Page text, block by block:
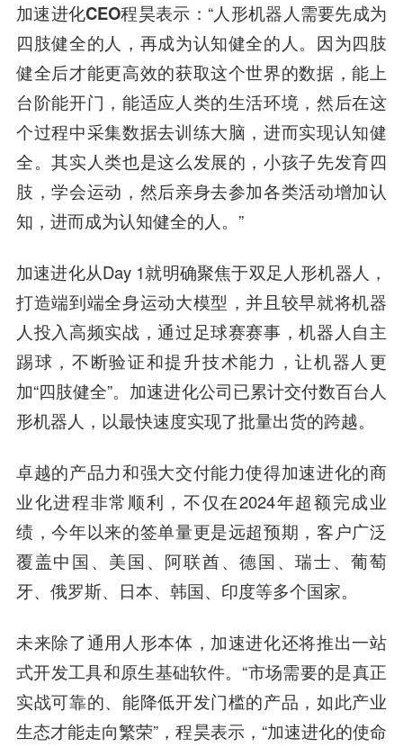
加速进化CEO程昊表示：“人形机器人需要先成为
四肢健全的人，再成为认知健全的人。因为四肢
健全后才能更高效的获取这个世界的数据，能上
台阶能开门，能适应人类的生活环境，然后在这
个过程中采集数据去训练大脑，进而实现认知健
全。其实人类也是这么发展的，小孩子先发育四
肢，学会运动，然后亲身去参加各类活动增加认
知，进而成为认知健全的人。”
加速进化从Day 1就明确聚焦于双足人形机器人，
打造端到端全身运动大模型，并且较早就将机器
人投入高频实战，通过足球赛赛事，机器人自主
踢球，不断验证和提升技术能力，让机器人更
加“四肢健全”。 加速进化公司已累计交付数百台人
形机器人，以最快速度实现了批量出货的跨越。
卓越的产品力和强大交付能力使得加速进化的商
业化进程非常顺利，不仅在2024年超额完成业
绩，今年以来的签单量更是远超预期，客户广泛
覆盖中国、美国、阿联酋、德国、瑞士、葡萄
牙、俄罗斯、日本、韩国、印度等多个国家。
未来除了通用人形本体，加速进化还将推出一站
式开发工具和原生基础软件。“市场需要的是真正
实战可靠的、能降低开发门槛的产品，如此产业
生态才能走向繁荣”，程昊表示，“加速进化的使命